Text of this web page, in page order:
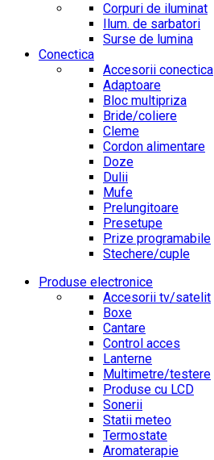
Corpuri de iluminat
Ilum. de sarbatori
Surse de lumina
Conectica
Accesorii conectica
Adaptoare
Bloc multipriza
Bride/coliere
Cleme
Cordon alimentare
Doze
Dulii
Mufe
Prelungitoare
Presetupe
Prize programabile
Stechere/cuple
Produse electronice
Accesorii tv/satelit
Boxe
Cantare
Control acces
Lanterne
Multimetre/testere
Produse cu LCD
Sonerii
Statii meteo
Termostate
Aromaterapie